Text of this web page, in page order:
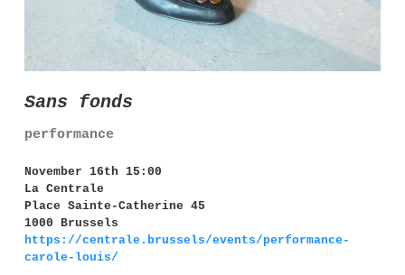
Sans fonds
performance
November 16th 15:00
La Centrale
Place Sainte-Catherine 45
1000 Brussels
https://centrale.brussels/events/performance-
carole-louis/